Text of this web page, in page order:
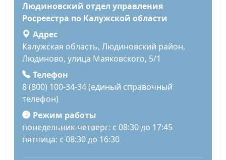
Людиновский отдел управления
Росреестра по Калужской области
Адрес
Калужская область, Людиновский район,
Людиново, улица Маяковского, 5/1
Телефон
8 (800) 100-34-34 (единый справочный
телефон)
Режим работы
понедельник-четверг: с 08:30 до 17:45
пятница: с 08:30 до 16:30